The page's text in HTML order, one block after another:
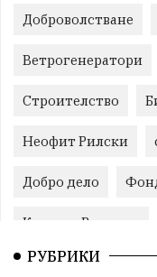
Доброволстване
Ветрогенератори
Строителство
Неофит Рилски
Добро дело
Красиво Ветрино
Фондация
РУБРИКИ